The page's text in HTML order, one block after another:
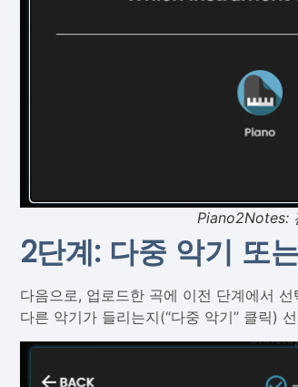
Piano2Notes:
2단계: 다중 악기 또
다음으로, 업로드한 곡에 이전 단계에서
다른 악기가 들리는지(“다중 악기” 클릭)